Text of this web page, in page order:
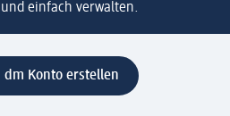
einfach verwalten.
dm Konto erstellen